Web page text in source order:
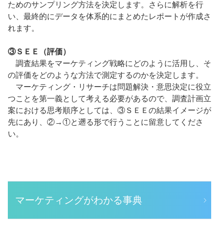
ためのサンプリング方法を決定します。さらに解析を行
い、最終的にデータを体系的にまとめたレポートが作成さ
れます。
③ＳＥＥ（評価）
調査結果をマーケティング戦略にどのように活用し、そ
の評価をどのような方法で測定するのかを決定します。
マーケティング・リサーチは問題解決・意思決定に役立
つことを第一義として考える必要があるので、調査計画立
案における思考順序としては、③ＳＥＥの結果イメージが
先にあり、②→①と遡る形で行うことに留意してくださ
い。
マーケティングがわかる事典